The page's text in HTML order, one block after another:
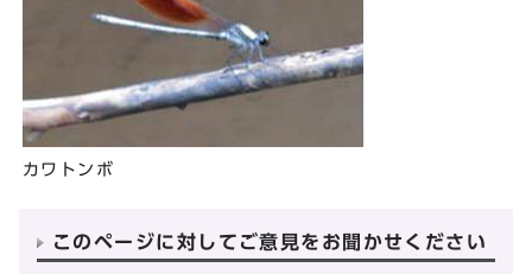
カワトンボ
このページに対してご意見をお聞かせください